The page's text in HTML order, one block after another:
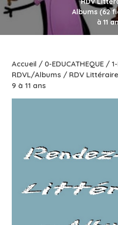
Albums (62
à 11
Accueil / 0-EDUCATHEQUE /
RDVL/Albums / RDV
9 à 11 ans